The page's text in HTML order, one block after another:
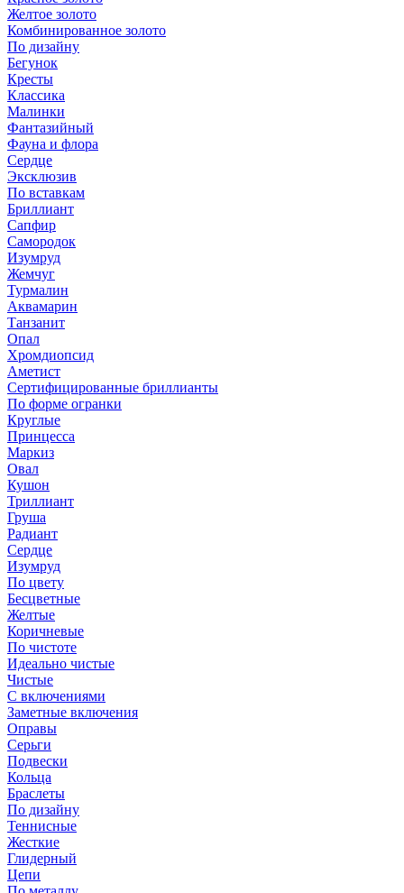
Желтое золото
Комбинированное золото
По дизайну
Бегунок
Кресты
Классика
Малинки
Фантазийный
Фауна и флора
Сердце
Эксклюзив
По вставкам
Бриллиант
Сапфир
Самородок
Изумруд
Жемчуг
Турмалин
Аквамарин
Танзанит
Опал
Хромдиопсид
Аметист
Сертифицированные бриллианты
По форме огранки
Круглые
Принцесса
Маркиз
Овал
Кушон
Триллиант
Груша
Радиант
Сердце
Изумруд
По цвету
Бесцветные
Желтые
Коричневые
По чистоте
Идеально чистые
Чистые
С включениями
Заметные включения
Оправы
Серьги
Подвески
Кольца
Браслеты
По дизайну
Теннисные
Жесткие
Глидерный
Цепи